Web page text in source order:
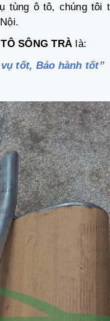
tùng ô tô, chúng tôi
SÔNG TRÀ là:
tốt, Bảo hành tốt”